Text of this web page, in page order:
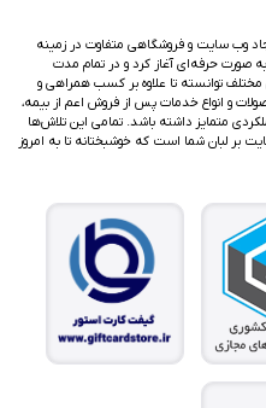
وب سایت و فروشگاهی متفاوت در زمینه
صورت حرفه‌ای آغاز کرد و در تمام مدت
مختلف توانسته تا علاوه بر کسب همراهی و
و انواع خدمات پس از فروش اعم از بیمه،
متمایز داشته باشد. تمامی این تلاش‌ها
بر لبان شما است که خوشبختانه تا به امروز